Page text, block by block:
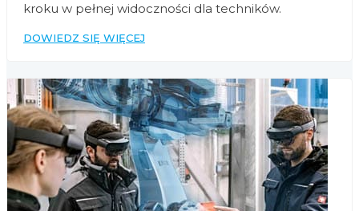
kroku w pełnej widoczności dla techników.
DOWIEDZ SIĘ WIĘCEJ